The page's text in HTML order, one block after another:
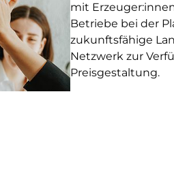
mit
Betriebe bei der
zukunftsfähige
Netzwerk zur
Preisgestaltung.